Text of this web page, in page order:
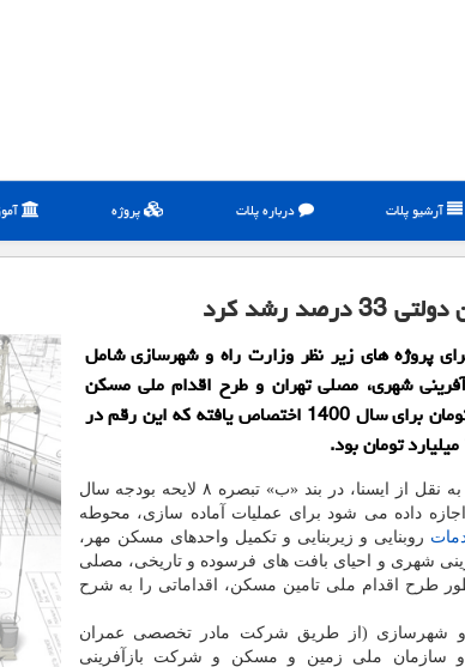
آرشیو پلات درباره پلات پروژه
رشد كرد
پروژه های زیر نظر وزارت راه و شهرسازی شامل
شهری، مصلی تهران و طرح اقدام ملی مسکن
2000 میلیارد تومان برای سال 1400 اختصاص یافته که این رقم در
به گزارش پلات به نقل از ایسنا، در بند «ب» تبصره ۸ لایحه بودجه سال
اجازه داده می شود برای عملیات آماده سازی، محوطه
روبنایی و زیربنایی و تکمیل واحدهای مسکن مهر،
شهری و احیای بافت های فرسوده و تاریخی، مصلی
طرح اقدام ملی تامین مسکن، اقداماتی را به شرح
و شهرسازی (از طریق شرکت مادر تخصصی عمران
سازمان ملی زمین و مسکن و شرکت بازآفرینی